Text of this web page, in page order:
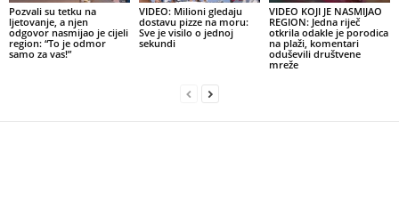
Pozvali su tetku na
ljetovanje, a njen
odgovor nasmijao je cijeli
region: “To je odmor
samo za vas!”
VIDEO: Milioni gledaju
dostavu pizze na moru:
Sve je visilo o jednoj
sekundi
VIDEO KOJI JE NASMIJAO
REGION: Jedna riječ
otkrila odakle je porodica
na plaži, komentari
oduševili društvene
mreže